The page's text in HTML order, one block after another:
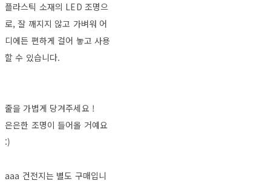
플라스틱 소재의 LED 조명으
로, 잘 깨지지 않고 가벼워 어
디에든 편하게 걸어 놓고 사용
할 수 있습니다.
줄을 가볍게 당겨주세요 !
은은한 조명이 들어올 거예요
:)
aaa 건전지는 별도 구매입니